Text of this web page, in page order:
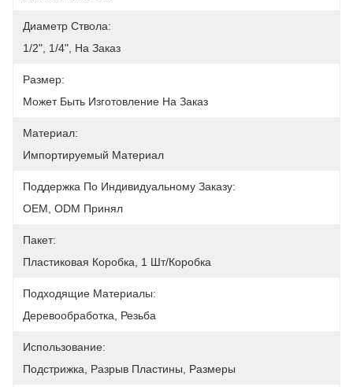
Диаметр Ствола:
1/2", 1/4", На Заказ
Размер:
Может Быть Изготовление На Заказ
Материал:
Импортируемый Материал
Поддержка По Индивидуальному Заказу:
OEM, ODM Принял
Пакет:
Пластиковая Коробка, 1 Шт/коробка
Подходящие Материалы:
Деревообработка, Резьба
Использование:
Подстрижка, Разрыв Пластины, Размеры